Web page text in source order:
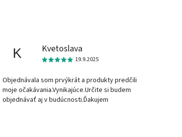
K Kvetoslava
19.9.2025
Objednávala som prvýkrát a produkty predčili
moje očakávania.Vynikajúce.Určite si budem
objednávať aj v budúcnosti.Ďakujem